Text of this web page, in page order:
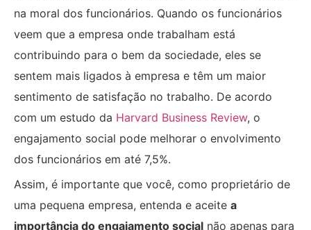
na moral dos funcionários. Quando os funcionários
veem que a empresa onde trabalham está
contribuindo para o bem da sociedade, eles se
sentem mais ligados à empresa e têm um maior
sentimento de satisfação no trabalho. De acordo
com um estudo da Harvard Business Review, o
engajamento social pode melhorar o envolvimento
dos funcionários em até 7,5%.
Assim, é importante que você, como proprietário de
uma pequena empresa, entenda e aceite a
importância do engajamento social não apenas para